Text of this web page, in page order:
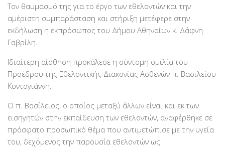
Τον θαυμασμό της για το έργο των εθελοντών και την
αμέριστη συμπαράσταση και στήριξη μετέφερε στην
εκδήλωση η εκπρόσωπος του Δήμου Αθηναίων κ. Δάφνη
Γαβρίλη.
Ιδιαίτερη αίσθηση προκάλεσε η σύντομη ομιλία του
Προέδρου της Εθελοντικής Διακονίας Ασθενών π. Βασιλείου
Κοντογιάννη.
Ο π. Βασίλειος, ο οποίος μεταξύ άλλων είναι και εκ των
εισηγητών στην εκπαίδευση των εθελοντών, αναφέρθηκε σε
πρόσφατο προσωπικό θέμα που αντιμετώπισε με την υγεία
του, δεχόμενος την παρουσία εθελοντών ως